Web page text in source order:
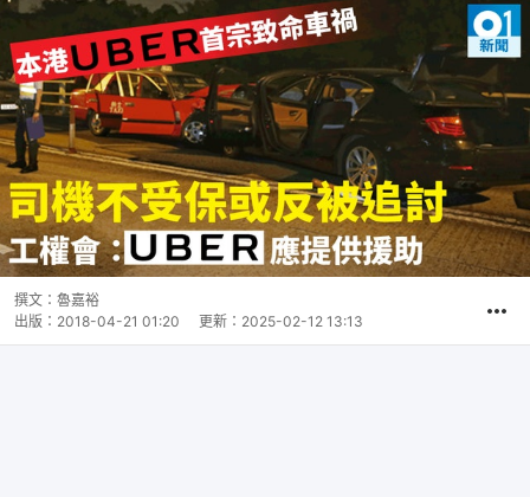
撰文： 魯嘉裕
出版： 2018-04-21 01:20 更新： 2025-02-12 13:13